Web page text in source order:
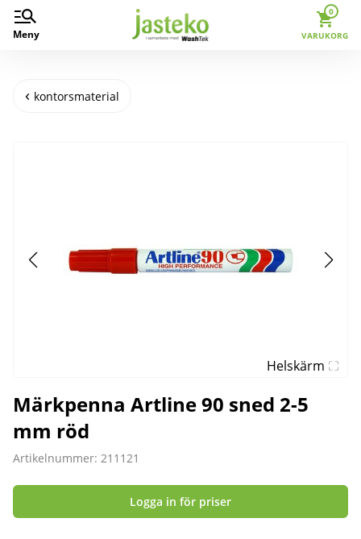
Meny
0
VARUKORG
kontorsmaterial
Helskärm
Märkpenna Artline 90 sned 2-5
mm röd
Artikelnummer: 211121
Logga in för priser